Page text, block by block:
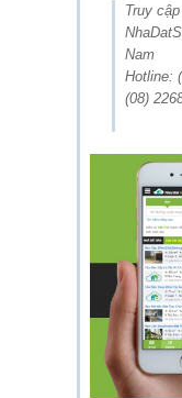
Truy
Nam
Hotline:
(08)